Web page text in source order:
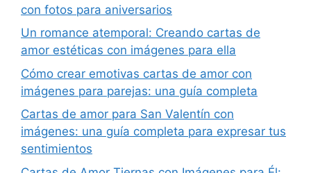
con fotos para aniversarios
Un romance atemporal: Creando cartas de
amor estéticas con imágenes para ella
Cómo crear emotivas cartas de amor con
imágenes para parejas: una guía completa
Cartas de amor para San Valentín con
imágenes: una guía completa para expresar tus
sentimientos